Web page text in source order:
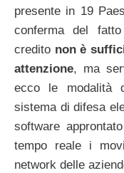
presente in 19
conferma del
credito non è
attenzione, ma
ecco le modalità
sistema di difesa
software
tempo reale i
network delle